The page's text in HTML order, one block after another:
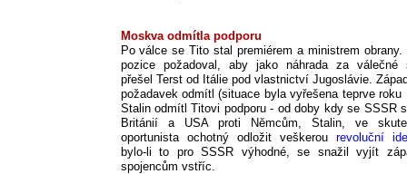
Moskva odmítla podporu
Po válce se Tito stal premiérem a ministrem obrany.
pozice požadoval, aby jako náhrada za válečné
přešel Terst od Itálie pod vlastnictví Jugoslávie.
požadavek odmítl (situace byla vyřešena teprve roku
Stalin odmítl Titovi podporu - od doby kdy se SSSR
Británií a USA proti Němcům, Stalin, ve
oportunista ochotný odložit veškerou revoluční
bylo-li to pro SSSR výhodné, se snažil vyjít
spojencům vstříc.